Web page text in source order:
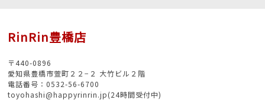
RinRin豊橋店
〒440-0896
愛知県豊橋市萱町２２−２ 大竹ビル２階
電話番号：0532-56-6700
toyohashi@happyrinrin.jp(24時間受付中)